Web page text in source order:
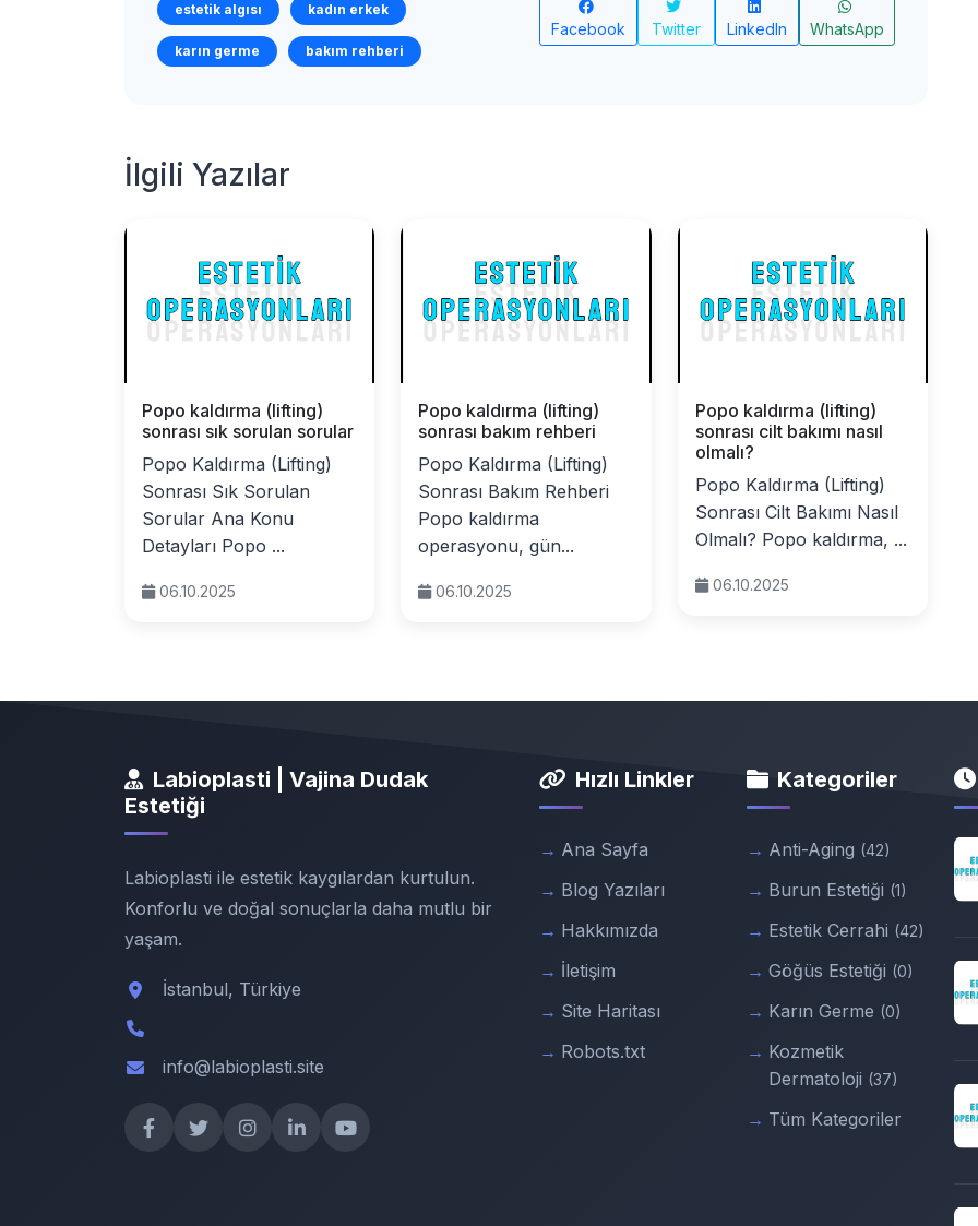
estetik algısı kadın erkek
karın germe bakım rehberi
Facebook Twitter LinkedIn WhatsApp
İlgili Yazılar
Popo kaldırma (lifting)
sonrası sık sorulan sorular
Popo Kaldırma (Lifting)
Sonrası Sık Sorulan
Sorular Ana Konu
Detayları Popo ...
06.10.2025
Popo kaldırma (lifting)
sonrası bakım rehberi
Popo Kaldırma (Lifting)
Sonrası Bakım Rehberi
Popo kaldırma
operasyonu, gün...
06.10.2025
Popo kaldırma (lifting)
sonrası cilt bakımı nasıl
olmalı?
Popo Kaldırma (Lifting)
Sonrası Cilt Bakımı Nasıl
Olmalı? Popo kaldırma, ...
06.10.2025
Labioplasti | Vajina Dudak
Estetiği
Labioplasti ile estetik kaygılardan kurtulun.
Konforlu ve doğal sonuçlarla daha mutlu bir
yaşam.
İstanbul, Türkiye
info@labioplasti.site
Hızlı Linkler
Ana Sayfa
Blog Yazıları
Hakkımızda
İletişim
Site Haritası
Robots.txt
Kategoriler
Anti-Aging (42)
Burun Estetiği (1)
Estetik Cerrahi (42)
Göğüs Estetiği (0)
Karın Germe (0)
Kozmetik
Dermatoloji (37)
Tüm Kategoriler